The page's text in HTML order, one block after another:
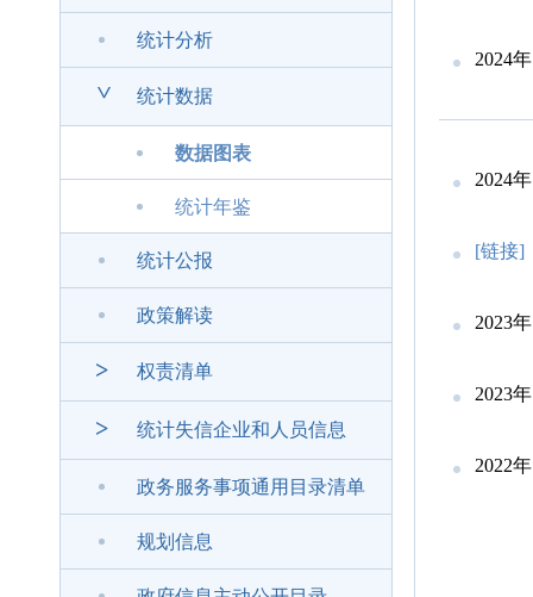
统计分析
> 统计数据
数据图表
统计年鉴
统计公报
政策解读
> 权责清单
> 统计失信企业和人员信息
政务服务事项通用目录清单
规划信息
2024
2024
[链接]
2023
2023
2022